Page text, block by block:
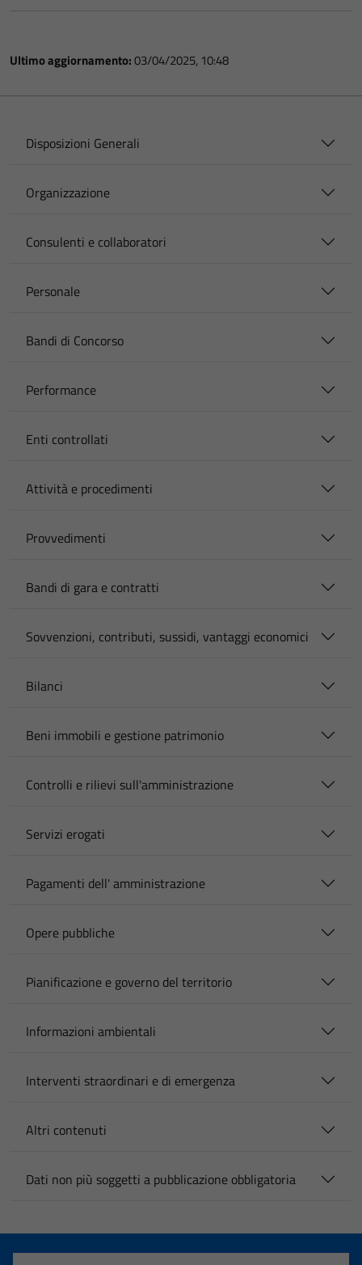
Ultimo aggiornamento:03/04/2025, 10:48
Disposizioni Generali
Organizzazione
Consulenti e collaboratori
Personale
Bandi di Concorso
Performance
Enti controllati
Attività e procedimenti
Provvedimenti
Bandi di gara e contratti
Sovvenzioni, contributi, sussidi, vantaggi economici
Bilanci
Beni immobili e gestione patrimonio
Controlli e rilievi sull'amministrazione
Servizi erogati
Pagamenti dell' amministrazione
Opere pubbliche
Pianificazione e governo del territorio
Informazioni ambientali
Interventi straordinari e di emergenza
Altri contenuti
Dati non più soggetti a pubblicazione obbligatoria